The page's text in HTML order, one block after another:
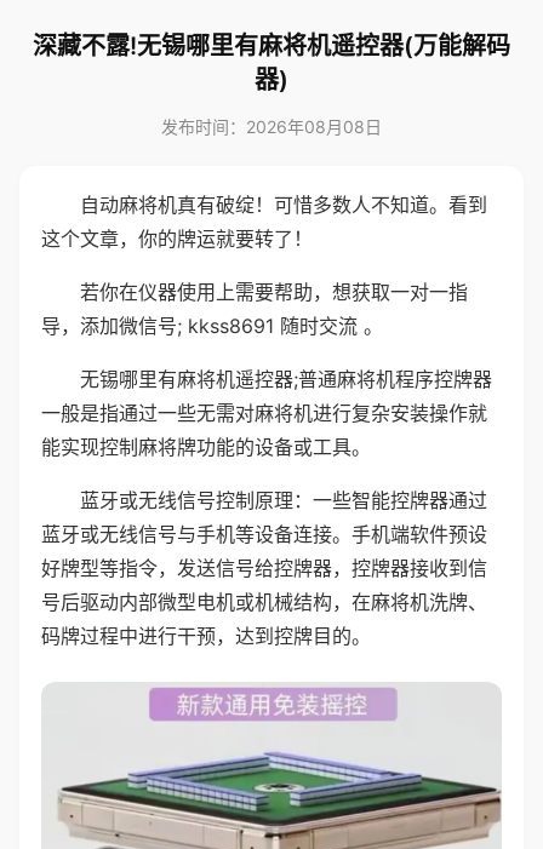
深藏不露!无锡哪里有麻将机遥控器(万能解码
器)
发布时间：2026年08月08日
自动麻将机真有破绽！可惜多数人不知道。看到
这个文章，你的牌运就要转了！
若你在仪器使用上需要帮助，想获取一对一指
导，添加微信号; kkss8691 随时交流 。
无锡哪里有麻将机遥控器;普通麻将机程序控牌器
一般是指通过一些无需对麻将机进行复杂安装操作就
能实现控制麻将牌功能的设备或工具。
蓝牙或无线信号控制原理：一些智能控牌器通过
蓝牙或无线信号与手机等设备连接。手机端软件预设
好牌型等指令，发送信号给控牌器，控牌器接收到信
号后驱动内部微型电机或机械结构，在麻将机洗牌、
码牌过程中进行干预，达到控牌目的。